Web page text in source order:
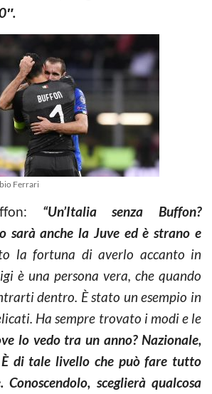
Ferrari
“Un’Italia senza Buffon?
sarà anche la Juve ed è strano e
la fortuna di averlo accanto in
è una persona vera, che quando
dentro. È stato un esempio in
Ha sempre trovato i modi e le
lo vedo tra un anno? Nazionale,
È di tale livello che può fare tutto
sceglierà qualcosa